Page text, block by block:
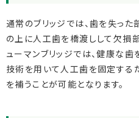
通常のブリッジでは、歯を失っ
の上に人工歯を橋渡しして欠損
ューマンブリッジでは、健康な
技術を用いて人工歯を固定する
を補うことが可能となります。